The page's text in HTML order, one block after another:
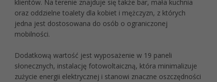
klientów. Na terenie znajduje się także bar, mała kuchnia
oraz oddzielne toalety dla kobiet i mężczyzn, z których
jedna jest dostosowana do osób o ograniczonej
mobilności.
Dodatkową wartość jest wyposażenie w 19 paneli
słonecznych, instalację fotowoltaiczną, która minimalizuje
zużycie energii elektrycznej i stanowi znaczne oszczędności